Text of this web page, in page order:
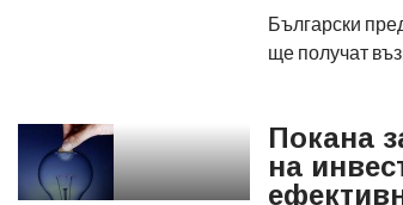
Български
ще получат
Покана
на